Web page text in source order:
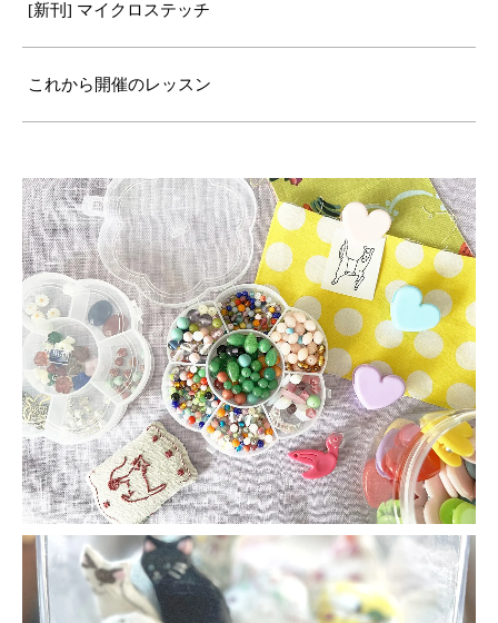
[新刊] マイクロステッチ
これから開催のレッスン